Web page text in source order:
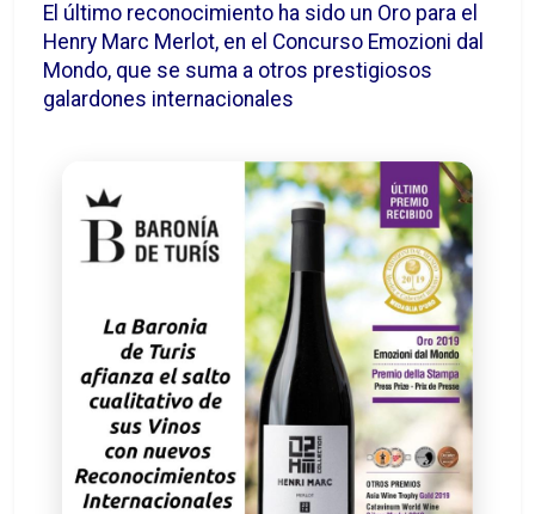
El último reconocimiento ha sido un Oro para el
Henry Marc Merlot, en el Concurso Emozioni dal
Mondo, que se suma a otros prestigiosos
galardones internacionales